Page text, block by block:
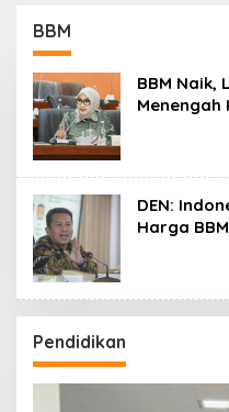
untuk Mendukung
Industri Teknologi
Masa Depan
BBM
BBM Naik,
Menengah
DEN:
Harga BBM
Pendidikan